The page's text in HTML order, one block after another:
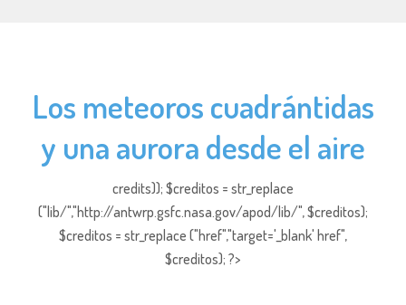
Los meteoros cuadrántidas
y una aurora desde el aire
credits)); $creditos = str_replace
("lib/","http://antwrp.gsfc.nasa.gov/apod/lib/", $creditos);
$creditos = str_replace ("href","target='_blank' href",
$creditos); ?>